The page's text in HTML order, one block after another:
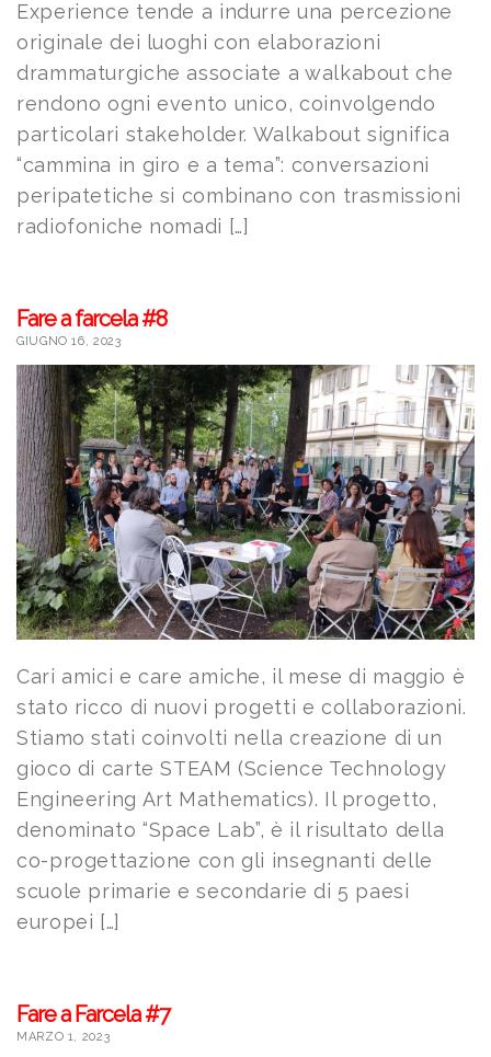
Experience tende a indurre una percezione
originale dei luoghi con elaborazioni
drammaturgiche associate a walkabout che
rendono ogni evento unico, coinvolgendo
particolari stakeholder. Walkabout significa
“cammina in giro e a tema”: conversazioni
peripatetiche si combinano con trasmissioni
radiofoniche nomadi […]
Fare a farcela #8
GIUGNO 16, 2023
Cari amici e care amiche, il mese di maggio è
stato ricco di nuovi progetti e collaborazioni.
Stiamo stati coinvolti nella creazione di un
gioco di carte STEAM (Science Technology
Engineering Art Mathematics). Il progetto,
denominato “Space Lab”, è il risultato della
co-progettazione con gli insegnanti delle
scuole primarie e secondarie di 5 paesi
europei […]
Fare a Farcela #7
MARZO 1, 2023